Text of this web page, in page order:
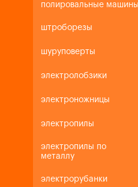
полировальные машины
штроборезы
шуруповерты
электролобзики
электроножницы
электропилы
электропилы по
металлу
электрорубанки